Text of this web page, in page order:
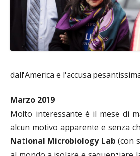
dall'America e l'accusa
Marzo 2019
Molto interessante è il mese di
alcun motivo apparente e senza
National Microbiology Lab (con